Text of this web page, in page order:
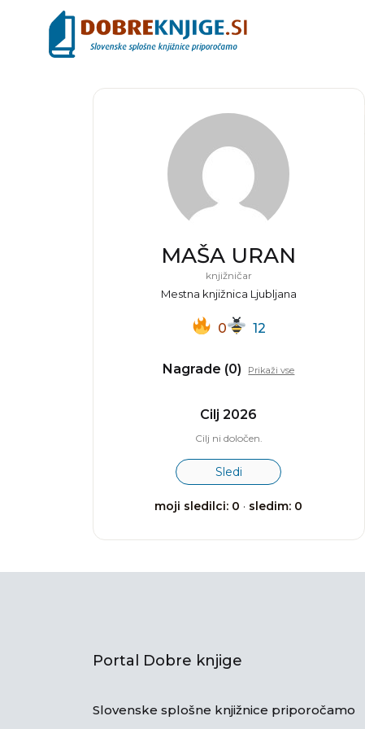
MAŠA URAN
knjižničar
Mestna knjižnica Ljubljana
0 12
Nagrade (0) Prikaži vse
Cilj 2026
Cilj ni določen.
Sledi
moji sledilci: 0 · sledim: 0
Portal Dobre knjige
Slovenske splošne knjižnice priporočamo